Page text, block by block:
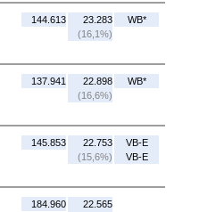
144.613
23.283
(16,1%)
WB*
137.941
22.898
(16,6%)
WB*
145.853
22.753
(15,6%)
VB-E
VB-E
184.960
22.565